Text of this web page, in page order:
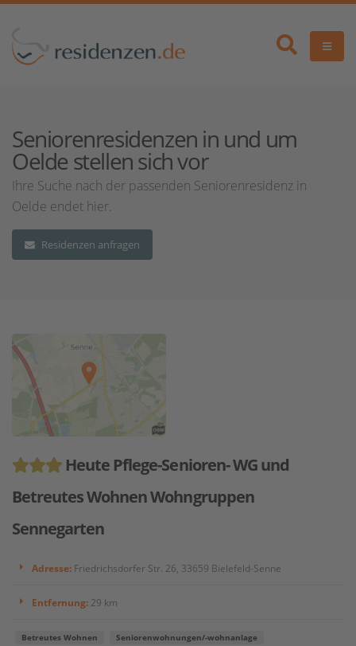
Seniorenresidenzen in und um
Oelde stellen sich vor
Ihre Suche nach der passenden Seniorenresidenz in
Oelde endet hier.
Residenzen anfragen
Heute Pflege-Senioren- WG und
Betreutes Wohnen Wohngruppen
Sennegarten
Adresse: Friedrichsdorfer Str. 26, 33659 Bielefeld-Senne
Entfernung: 29 km
Betreutes Wohnen Seniorenwohnungen/-wohnanlage